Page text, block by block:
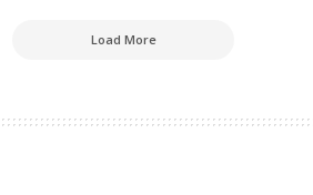
Load More